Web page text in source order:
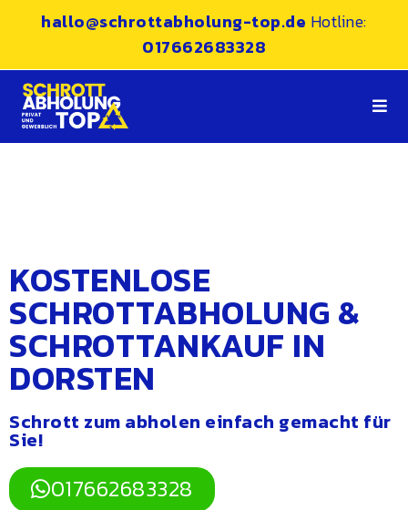
hallo@schrottabholung-top.de Hotline:
017662683328
KOSTENLOSE
SCHROTTABHOLUNG &
SCHROTTANKAUF IN
DORSTEN
Schrott zum abholen einfach gemacht für
Sie​!
017662683328